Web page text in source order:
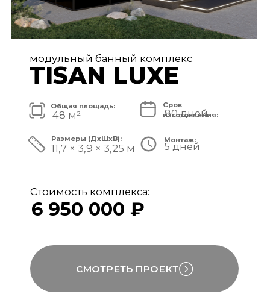
АРХИТЕКТУРА И ЭКСТЕРЬЕР
Мы совмещаем скорость модульной
сборки с технологиями капитального
строительства, включая использование
бетона, керамогранита и премиального
инженерного оборудования